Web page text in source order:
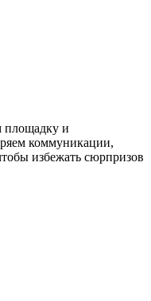
площадку и
коммуникации,
избежать сюрпризов